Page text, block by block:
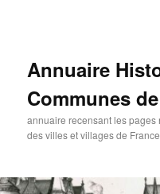
Annuaire
Communes
annuaire recensant les pages
des villes et villages de France